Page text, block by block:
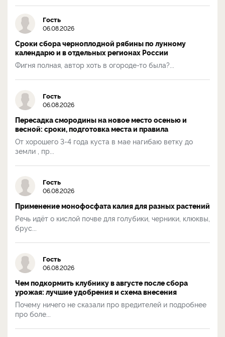
Гость
06.08.2026
Сроки сбора черноплодной рябины по лунному
календарю и в отдельных регионах России
Фигня полная, автор хоть в огороде-то была?...
Гость
06.08.2026
Пересадка смородины на новое место осенью и
весной: сроки, подготовка места и правила
От хорошего 3-4 года куста в мае нагибаю ветку до
земли , пр...
Гость
06.08.2026
Применение монофосфата калия для разных растений
Речь идёт о кислой почве для голубики, черники, клюквы,
брус...
Гость
06.08.2026
Чем подкормить клубнику в августе после сбора
урожая: лучшие удобрения и схема внесения
Почему ничего не сказали про вредителей и подробнее
про боле...